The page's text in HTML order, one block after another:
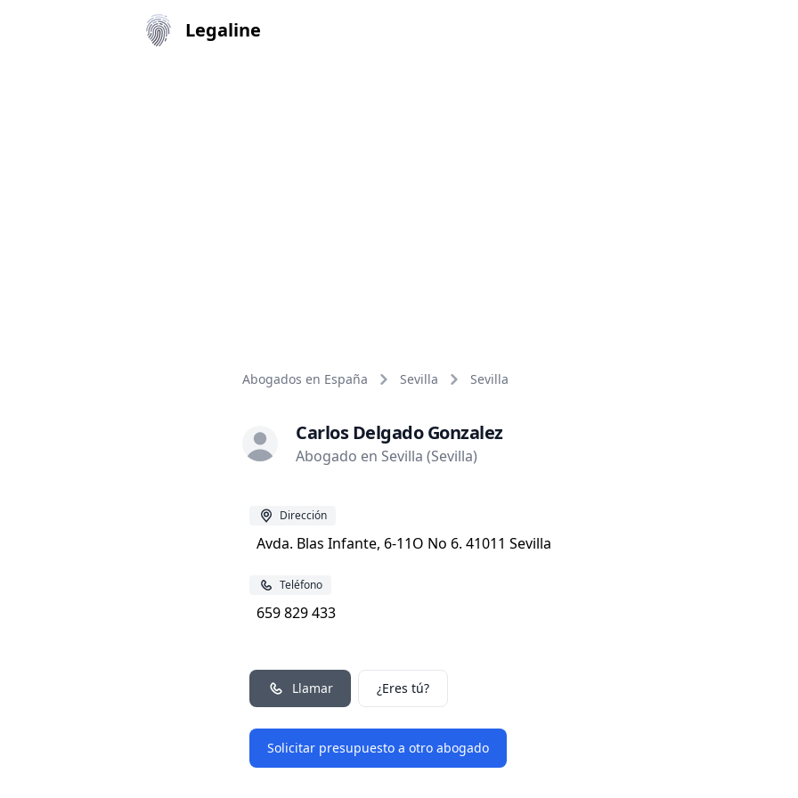
Legaline
Abogados en España Sevilla Sevilla
Carlos Delgado Gonzalez
Abogado en Sevilla (Sevilla)
Dirección
Avda. Blas Infante, 6-11O No 6. 41011 Sevilla
Teléfono
659 829 433
Llamar ¿Eres tú?
Solicitar presupuesto a otro abogado